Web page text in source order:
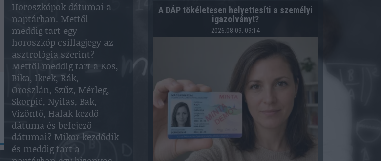
Horoszkópok dátumai a
naptárban. Mettől
meddig tart egy
horoszkóp csillagjegy az
asztrológia szerint?
Mettől meddig tart a Kos,
Bika, Ikrek, Rák,
Oroszlán, Szűz, Mérleg,
Skorpió, Nyilas, Bak,
Vízöntő, Halak kezdő
dátuma és befejező
dátumai? Mikor kezdődik
és meddig tart a
A DÁP tökéletesen helyettesíti a személyi
igazolványt?
2026.08.09. 09:14